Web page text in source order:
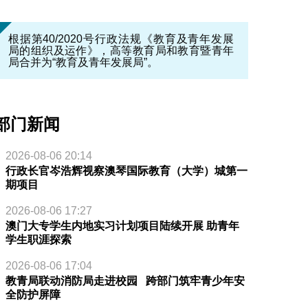
根据第40/2020号行政法规《教育及青年发展
局的组织及运作》，高等教育局和教育暨青年
局合并为“教育及青年发展局”。
门新闻
2026-08-06 20:14
行政长官岑浩辉视察澳琴国际教育（大学）城第一
期项目
2026-08-06 17:27
澳门大专学生内地实习计划项目陆续开展 助青年
学生职涯探索
2026-08-06 17:04
教青局联动消防局走进校园 跨部门筑牢青少年安
全防护屏障